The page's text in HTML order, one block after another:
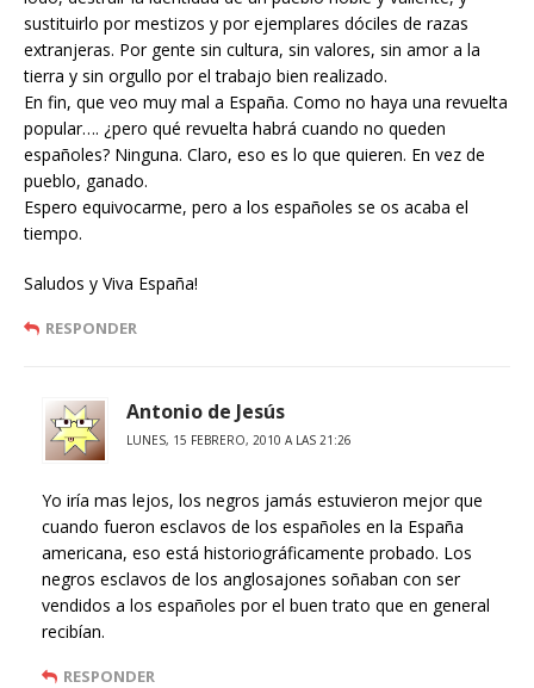
sustituirlo por mestizos y por ejemplares dóciles de razas
extranjeras. Por gente sin cultura, sin valores, sin amor a la
tierra y sin orgullo por el trabajo bien realizado.
En fin, que veo muy mal a España. Como no haya una revuelta
popular…. ¿pero qué revuelta habrá cuando no queden
españoles? Ninguna. Claro, eso es lo que quieren. En vez de
pueblo, ganado.
Espero equivocarme, pero a los españoles se os acaba el
tiempo.
Saludos y Viva España!
RESPONDER
Antonio de Jesús
LUNES, 15 FEBRERO, 2010 A LAS 21:26
Yo iría mas lejos, los negros jamás estuvieron mejor que
cuando fueron esclavos de los españoles en la España
americana, eso está historiográficamente probado. Los
negros esclavos de los anglosajones soñaban con ser
vendidos a los españoles por el buen trato que en general
recibían.
RESPONDER